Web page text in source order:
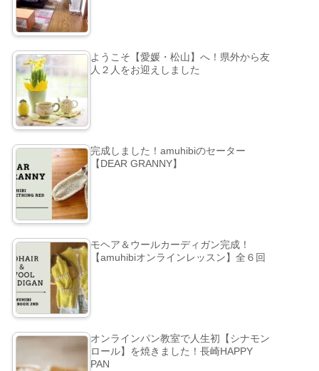
ようこそ【愛媛・松山】へ！県外から友
人２人をお迎えしました
完成しました！amuhibiのセーター
【DEAR GRANNY】
モヘア＆ウールカーディガン完成！
【amuhibiオンラインレッスン】全６回
オンラインパン教室で人生初【シナモン
ロール】を焼きました！長崎HAPPY
PAN